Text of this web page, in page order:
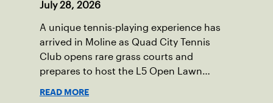
July 28, 2026
A unique tennis-playing experience has
arrived in Moline as Quad City Tennis
Club opens rare grass courts and
prepares to host the L5 Open Lawn
READ MORE